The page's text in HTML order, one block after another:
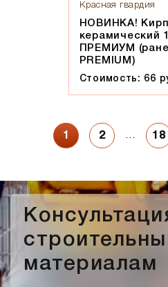
Красная гвардия
НОВИНКА!
керамический
ПРЕМИУМ
PREMIUM)
Стоимость: 66
1 2 … 18
материалам